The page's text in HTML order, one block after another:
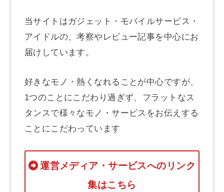
当サイトはガジェット・モバイルサービス・
アイドルの、考察やレビュー記事を中心にお
届けしています。
好きなモノ・熱くなれることが中心ですが、
1つのことにこだわり過ぎず、フラットなス
タンスで様々なモノ・サービスをお伝えする
ことにこだわっています
運営メディア・サービスへのリンク
集はこちら